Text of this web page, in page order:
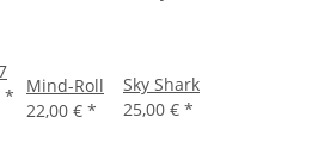
*
Mind-Roll
22,00 € *
Sky Shark
25,00 € *